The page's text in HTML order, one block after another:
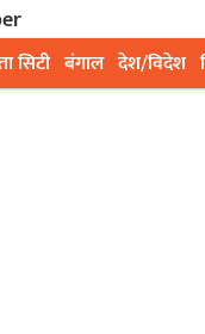
सिटी बंगाल देश/विदेश